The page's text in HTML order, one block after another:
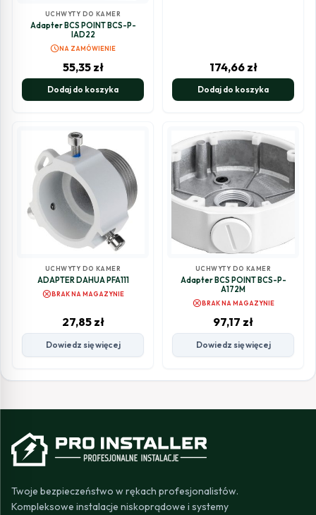
UCHWYTY DO KAMER
Adapter BCS POINT BCS-P-
IAD22
scheduleNA ZAMÓWIENIE
55,35 zł
Dodaj do koszyka
174,66 zł
Dodaj do koszyka
UCHWYTY DO KAMER
ADAPTER DAHUA PFA111
cancelBRAK NA MAGAZYNIE
27,85 zł
Dowiedz się więcej
UCHWYTY DO KAMER
Adapter BCS POINT BCS-P-
A172M
cancelBRAK NA MAGAZYNIE
97,17 zł
Dowiedz się więcej
Twoje bezpieczeństwo w rękach profesjonalistów.
Kompleksowe instalacje niskoprądowe i systemy